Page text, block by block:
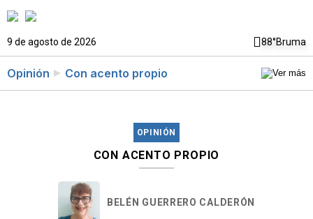
9 de agosto de 2026 88°Bruma
Opinión Con acento propio
OPINIÓN
CON ACENTO PROPIO
BELÉN GUERRERO CALDERÓN